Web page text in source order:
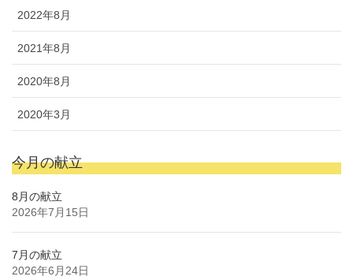
2022年8月
2021年8月
2020年8月
2020年3月
今月の献立
8月の献立
2026年7月15日
7月の献立
2026年6月24日